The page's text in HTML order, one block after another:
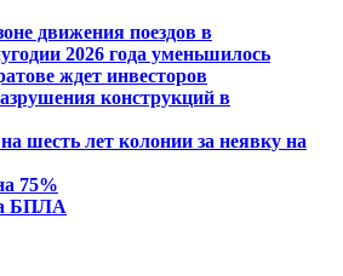
движения поездов в
2026 года уменьшилось
ждет инвесторов
конструкций в
шесть лет колонии за неявку на
75%
БПЛА